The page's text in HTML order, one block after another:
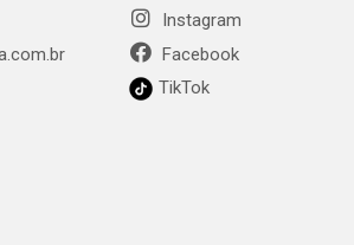
Instagram
Facebook
TikTok